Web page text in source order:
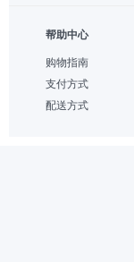
帮助中心
购物指南
支付方式
配送方式